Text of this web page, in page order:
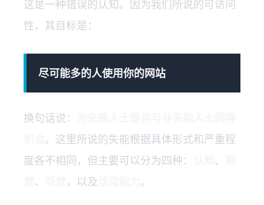
这是一种错误的认知。因为我们所说的可访问
性，其目标是：
尽可能多的人使用你的网站
换句话说：
。这里所说的失能根据具体形式和严重程
度各不相同，但主要可以分为四种：
、
、 ，以及 。